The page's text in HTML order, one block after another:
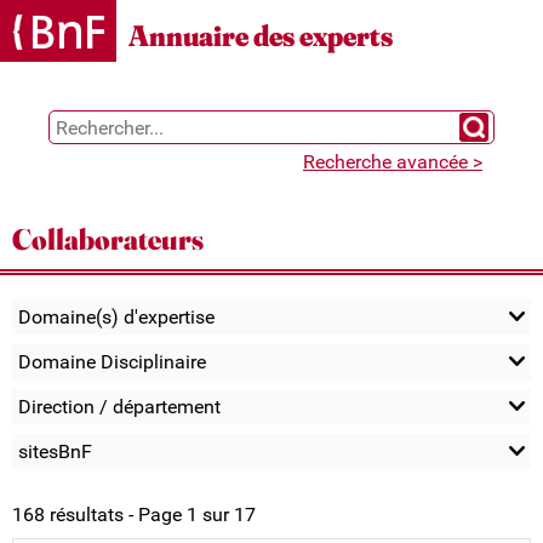
Gestion des cookies
Annuaire des experts
Chercher
Recherche avancée >
Collaborateurs
Domaine(s) d'expertise
Domaine Disciplinaire
Direction / département
sitesBnF
168 résultats - Page 1 sur 17